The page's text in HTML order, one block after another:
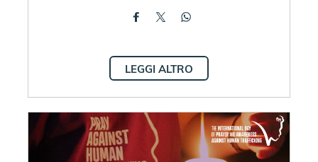
LEGGI ALTRO